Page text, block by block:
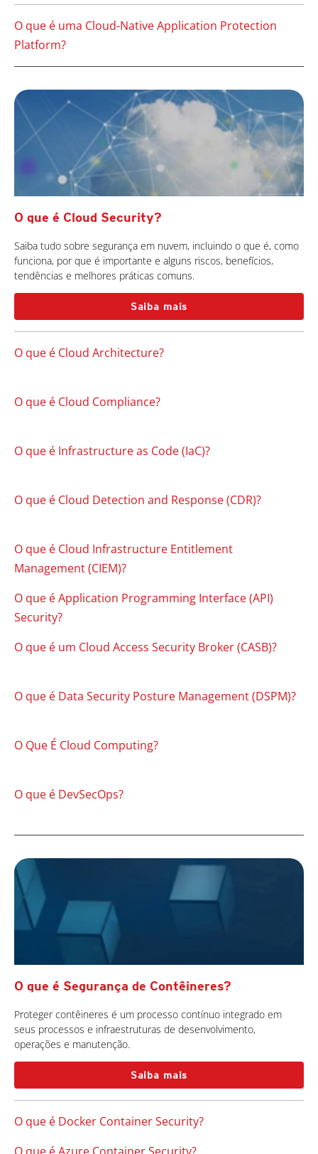
O que é uma Cloud-Native Application Protection
Platform?
O que é Cloud Security?
Saiba tudo sobre segurança em nuvem, incluindo o que é, como
funciona, por que é importante e alguns riscos, benefícios,
tendências e melhores práticas comuns.
Saiba mais
O que é Cloud Architecture?
O que é Cloud Compliance?
O que é Infrastructure as Code (IaC)?
O que é Cloud Detection and Response (CDR)?
O que é Cloud Infrastructure Entitlement
Management (CIEM)?
O que é Application Programming Interface (API)
Security?
O que é um Cloud Access Security Broker (CASB)?
O que é Data Security Posture Management (DSPM)?
O Que É Cloud Computing?
O que é DevSecOps?
O que é Segurança de Contêineres?
Proteger contêineres é um processo contínuo integrado em
seus processos e infraestruturas de desenvolvimento,
operações e manutenção.
Saiba mais
O que é Docker Container Security?